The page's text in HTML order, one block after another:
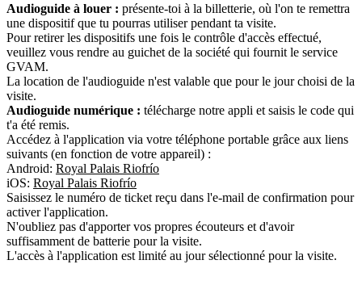
Audioguide à louer : présente-toi à la billetterie, où l'on te remettra
une dispositif que tu pourras utiliser pendant ta visite.
Pour retirer les dispositifs une fois le contrôle d'accès effectué,
veuillez vous rendre au guichet de la société qui fournit le service
GVAM.
La location de l'audioguide n'est valable que pour le jour choisi de la
visite.
Audioguide numérique : télécharge notre appli et saisis le code qui
t'a été remis.
Accédez à l'application via votre téléphone portable grâce aux liens
suivants (en fonction de votre appareil) :
Android: Royal Palais Riofrío
iOS: Royal Palais Riofrío
Saisissez le numéro de ticket reçu dans l'e-mail de confirmation pour
activer l'application.
N'oubliez pas d'apporter vos propres écouteurs et d'avoir
suffisamment de batterie pour la visite.
L'accès à l'application est limité au jour sélectionné pour la visite.